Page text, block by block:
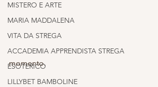
MISTERO E ARTE
MARIA MADDALENA
VITA DA STREGA
ACCADEMIA APPRENDISTA STREGA
ESOTERICO
LILLYBET BAMBOLINE
momento.